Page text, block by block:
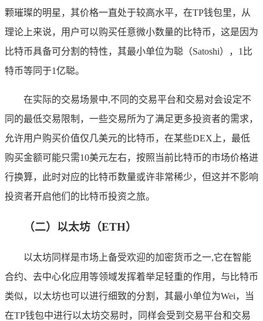
颗璀璨的明星，其价格一直处于较高水平，在TP钱包里，从
理论上来说，用户可以购买任意微小数量的比特币，这是因为
比特币具备可分割的特性，其最小单位为聪（Satoshi），1比
特币等同于1亿聪。
在实际的交易场景中,不同的交易平台和交易对会设定不
同的最低交易限制，一些交易所为了满足更多投资者的需求，
允许用户购买价值仅几美元的比特币，在某些DEX上，最低
购买金额可能只需10美元左右，按照当前比特币的市场价格进
行换算，此时对应的比特币数量或许非常稀少，但这并不影响
投资者开启他们的比特币投资之旅。
（二）以太坊（ETH）
以太坊同样是市场上备受欢迎的加密货币之一,它在智能
合约、去中心化应用等领域发挥着举足轻重的作用，与比特币
类似，以太坊也可以进行细致的分割，其最小单位为Wei，当
在TP钱包中进行以太坊交易时，同样会受到交易平台和交易